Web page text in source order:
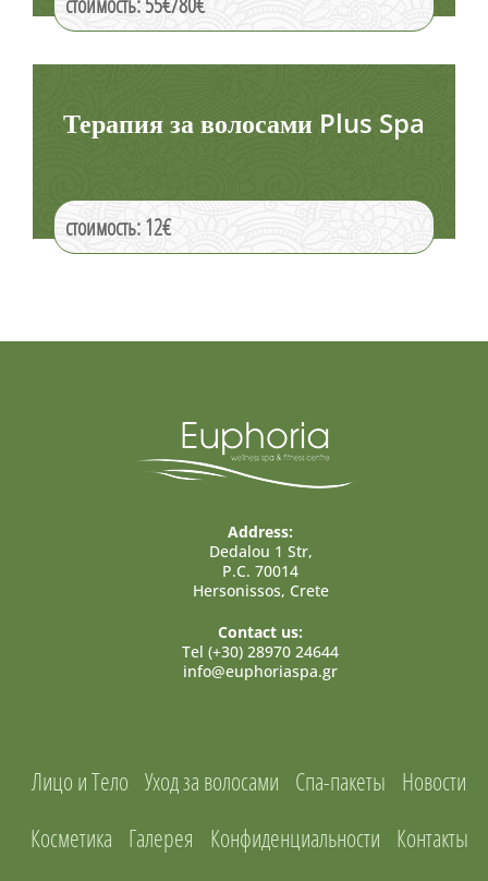
Терапия за волосами Plus Spa
стоимость: 12€
Address:
Dedalou 1 Str,
P.C. 70014
Hersonissos, Crete
Contact us:
Tel (+30) 28970 24644
info@euphoriaspa.gr
Лицо и Тело Уход за волосами Спа-пакеты Новости
Косметика Галерея Конфиденциальности Контакты